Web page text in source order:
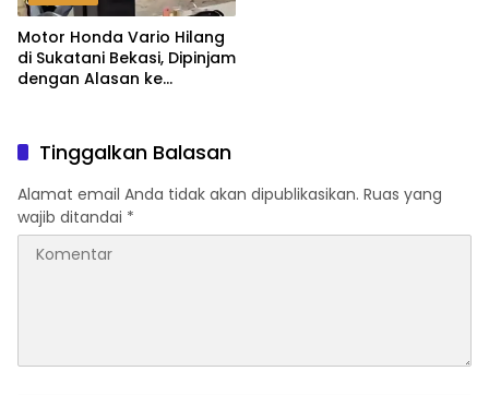
Motor Honda Vario Hilang
di Sukatani Bekasi, Dipinjam
dengan Alasan ke
Tinggalkan Balasan
Alamat email Anda tidak akan dipublikasikan. Ruas yang
wajib ditandai *